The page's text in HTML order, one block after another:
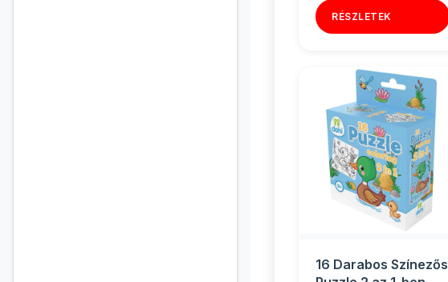
RÉSZLETEK
16 Darabos Színezős